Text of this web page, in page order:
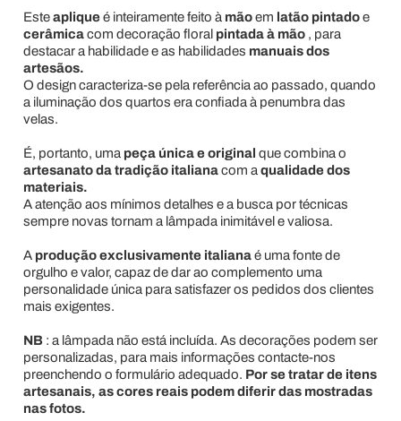
Esteapliqueé inteiramente feito à mãoem latão pintadoe
cerâmicacom decoração floral pintada à mão, para
destacar a habilidade e as habilidades manuais dos
artesãos.
O design caracteriza-se pela referência ao passado, quando
a iluminação dos quartos era confiada à penumbra das
velas.
É, portanto, uma peça única e original que combina o
artesanato da tradição italianacom a qualidade dos
materiais.
A atenção aos mínimos detalhes e a busca por técnicas
sempre novas tornam a lâmpada inimitável e valiosa.
A produção exclusivamente italianaé uma fonte de
orgulho e valor, capaz de dar ao complemento uma
personalidade única para satisfazer os pedidos dos clientes
mais exigentes.
NB: a lâmpada não está incluída. As decorações podem ser
personalizadas, para mais informações contacte-nos
preenchendo o formulário adequado. Por se tratar de itens
artesanais, as cores reais podem diferir das mostradas
nas fotos.